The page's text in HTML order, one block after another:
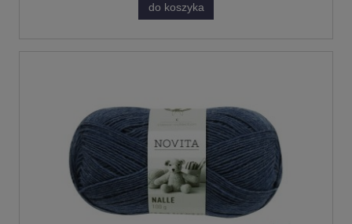
do koszyka